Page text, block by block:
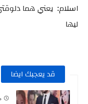
اسلام: يعني هما
ليها
قد يعجبك ايضا